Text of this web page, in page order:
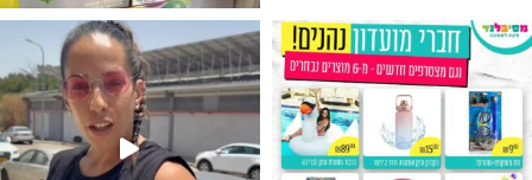
מין העובר רק במסיבלנד !! קיים